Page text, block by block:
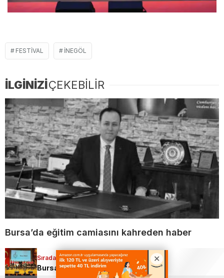
Sıradaki Haber
Bursa’nın kayıp ezgileri 15 Temmuz destanıyla yankılandı
FESTIVAL İNEGÖL
İLGİNİZİÇEKEBİLİR
Bursa’da eğitim camiasını kahreden haber